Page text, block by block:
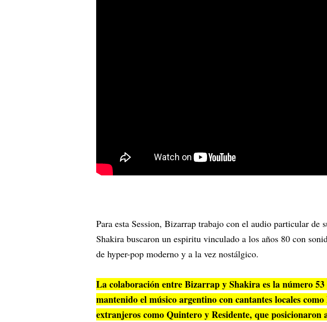
Para esta Session, Bizarrap trabajo con el audio particular de
Shakira buscaron un espiritu vinculado a los años 80 con
de hyper-pop moderno y a la vez nostálgico.
La colaboración entre Bizarrap y Shakira es la número
mantenido el músico argentino con cantantes locales
extranjeros como Quintero y Residente, que posicionaron